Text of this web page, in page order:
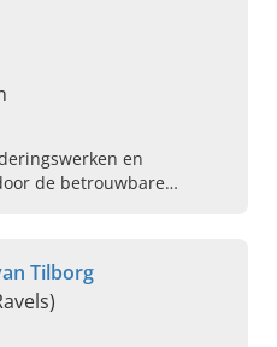
en
de betrouwbare
Tilborg